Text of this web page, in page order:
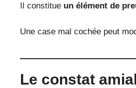
Il constitue un élément de
Une case mal cochée peut
Le constat